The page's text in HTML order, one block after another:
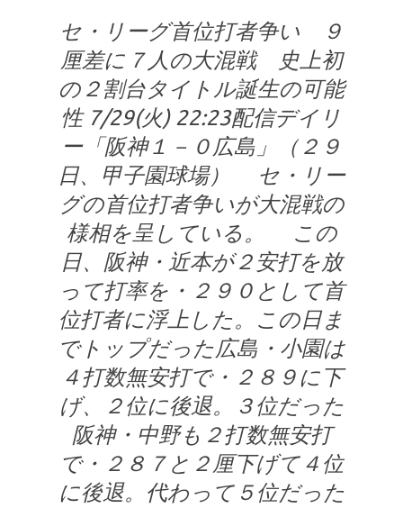
セ・リーグ首位打者争い ９
厘差に７人の大混戦 史上初
の２割台タイトル誕生の可能
性 7/29(火) 22:23配信デイリ
ー「阪神１－０広島」（２９
日、甲子園球場） セ・リー
グの首位打者争いが大混戦の
様相を呈している。 この
日、阪神・近本が２安打を放
って打率を・２９０として首
位打者に浮上した。この日ま
でトップだった広島・小園は
４打数無安打で・２８９に下
げ、２位に後退。３位だった
阪神・中野も２打数無安打
で・２８７と２厘下げて４位
に後退。代わって５位だった